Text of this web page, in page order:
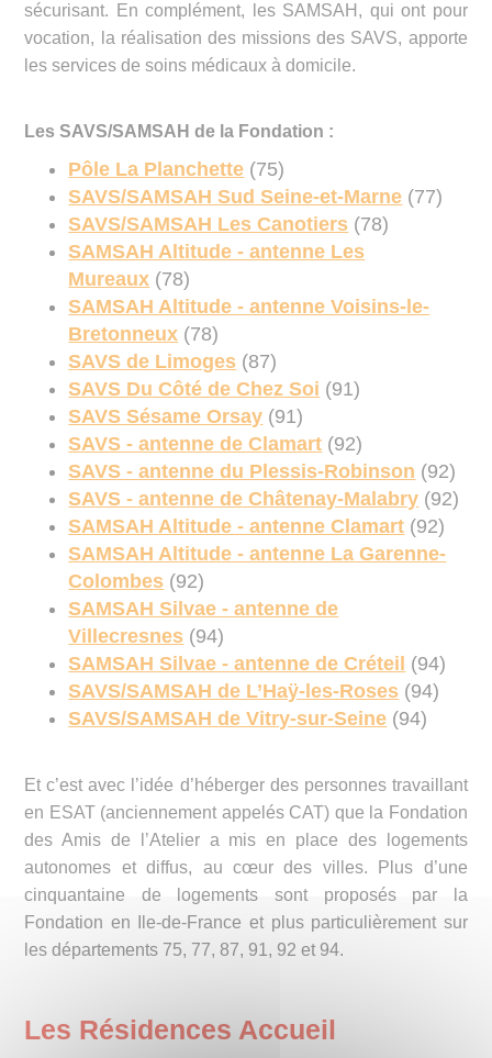
sécurisant. En complément, les SAMSAH, qui ont pour
vocation, la réalisation des missions des SAVS, apporte
les services de soins médicaux à domicile.
Les SAVS/SAMSAH de la Fondation :
Pôle La Planchette (75)
SAVS/SAMSAH Sud Seine-et-Marne (77)
SAVS/SAMSAH Les Canotiers (78)
SAMSAH Altitude - antenne Les
Mureaux (78)
SAMSAH Altitude - antenne Voisins-le-
Bretonneux (78)
SAVS de Limoges (87)
SAVS Du Côté de Chez Soi (91)
SAVS Sésame Orsay (91)
SAVS - antenne de Clamart (92)
SAVS - antenne du Plessis-Robinson (92)
SAVS - antenne de Châtenay-Malabry (92)
SAMSAH Altitude - antenne Clamart (92)
SAMSAH Altitude - antenne La Garenne-
Colombes (92)
SAMSAH Silvae - antenne de
Villecresnes (94)
SAMSAH Silvae - antenne de Créteil (94)
SAVS/SAMSAH de L’Haÿ-les-Roses (94)
SAVS/SAMSAH de Vitry-sur-Seine (94)
Et c’est avec l’idée d’héberger des personnes travaillant
en ESAT (anciennement appelés CAT) que la Fondation
des Amis de l’Atelier a mis en place des logements
autonomes et diffus, au cœur des villes. Plus d’une
cinquantaine de logements sont proposés par la
Fondation en Ile-de-France et plus particulièrement sur
les départements 75, 77, 87, 91, 92 et 94.
Les Résidences Accueil